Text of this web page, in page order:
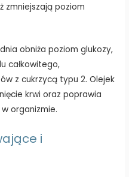
zmniejszają poziom
obniża poziom glukozy,
całkowitego,
z cukrzycą typu 2. Olejek
krwi oraz poprawia
organizmie.
i